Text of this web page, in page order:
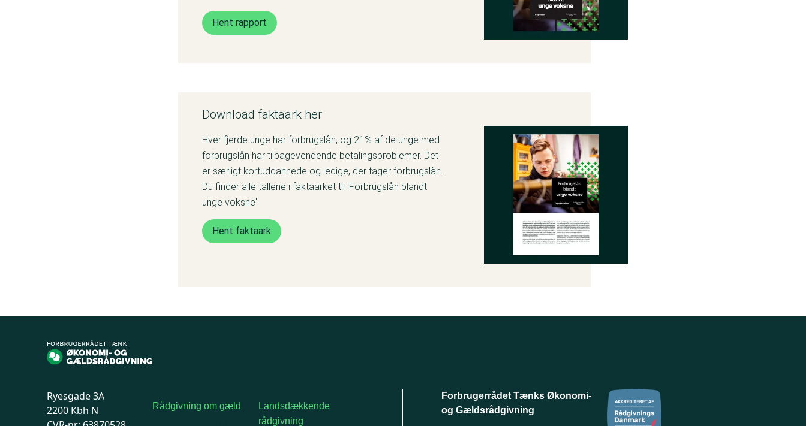
Hent rapport
Download faktaark her
Hver fjerde unge har forbrugslån, og 21% af de unge med
forbrugslån har tilbagevendende betalingsproblemer. Det
er særligt kortuddannede og ledige, der tager forbrugslån.
Du finder alle tallene i faktaarket til 'Forbrugslån blandt
unge voksne'.
Hent faktaark
Ryesgade 3A
2200 Kbh N
Rådgivning om gæld
Landsdækkende
rådgivning
Forbrugerrådet Tænks Økonomi-
og Gældsrådgivning